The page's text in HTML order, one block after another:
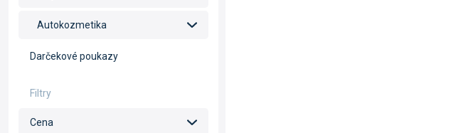
Autokozmetika
Darčekové poukazy
Cena